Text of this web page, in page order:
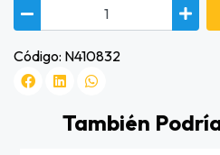
Código: N410832
También